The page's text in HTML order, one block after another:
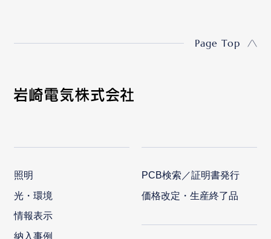
Page Top
照明
光・環境
情報表示
納入事例
PCB検索／証明書発行
価格改定・生産終了品